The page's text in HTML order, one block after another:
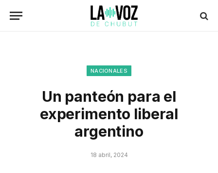
NACIONALES
Un panteón para el
experimento liberal
argentino
18 abril, 2024